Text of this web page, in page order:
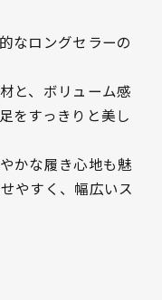
なロングセラーの
と、ボリューム感
をすっきりと美し
かな履き心地も魅
やすく、幅広いス